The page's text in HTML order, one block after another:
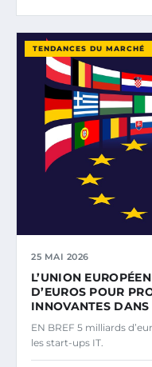
TENDANCES DU MARCHÉ
25 MAI 2026
L’UNION
D’EUROS POUR
INNOVANTES DANS
EN BREF 5 milliards
les start-ups IT.